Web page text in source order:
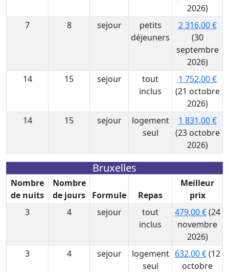
2026)
7
8 sejour
petits
déjeuners
2 316,00 €
(30
septembre
2026)
14
15 sejour
tout
inclus
1 752,00 €
(21 octobre
2026)
14
15 sejour
logement
seul
1 831,00 €
(23 octobre
2026)
Bruxelles
Nombre
de nuits
Nombre
de jours
Formule Repas
Meilleur
prix
3
4 sejour
tout
inclus
479,00 €(24
novembre
2026)
3
4 sejour
logement
seul
632,00 €(12
octobre